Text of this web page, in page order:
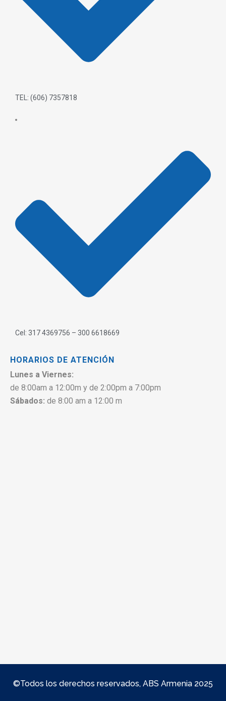
TEL: (606) 7357818
Cel: 317 4369756 – 300 6618669
HORARIOS DE ATENCIÓN
Lunes a Viernes:
de 8:00am a 12:00m y de 2:00pm a 7:00pm
Sábados: de 8:00 am a 12:00 m
©Todos los derechos reservados, ABS Armenia 2025